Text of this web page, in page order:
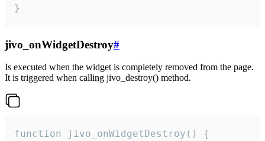
}
jivo_onWidgetDestroy#
Is executed when the widget is completely removed from the page.
It is triggered when calling jivo_destroy() method.
function jivo_onWidgetDestroy() {